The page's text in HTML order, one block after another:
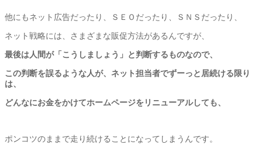
他にもネット広告だったり、ＳＥＯだったり、ＳＮＳだったり、
ネット戦略には、さまざまな販促方法があるんですが、
最後は人間が「こうしましょう」と判断するものなので、
この判断を誤るような人が、 ネット担当者でずーっと居続ける限り
は、
どんなにお金をかけてホームページをリニューアルしても、
ポンコツのままで走り続けることになってしまうんです。